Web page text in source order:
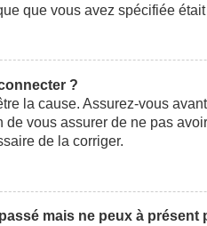
que vous avez spécifiée
?
la cause. Assurez-vous
de vous assurer de ne pas
de la corriger.
mais ne peux à présent